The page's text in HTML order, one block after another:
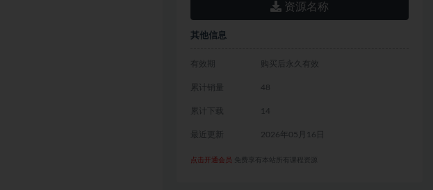
资源名称
其他信息
有效期 购买后永久有效
累计销量 48
累计下载 14
最近更新 2026年05月16日
点击开通会员 免费享有本站所有课程资源